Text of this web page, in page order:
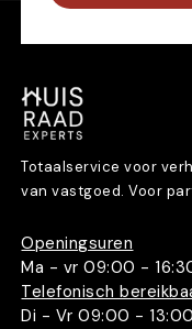
Totaalservice voor
van vastgoed. Voor
Openingsuren
Ma - vr 09:00 -
Telefonisch
Di - Vr 09:00 - 13:00